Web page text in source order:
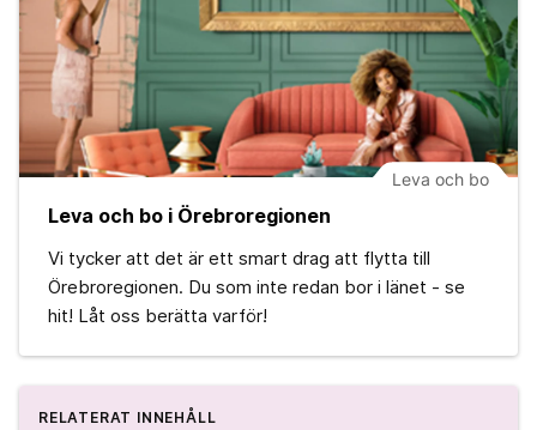
Leva och bo
Leva och bo i Örebroregionen
Vi tycker att det är ett smart drag att flytta till
Örebroregionen. Du som inte redan bor i länet - se
hit! Låt oss berätta varför!
RELATERAT INNEHÅLL